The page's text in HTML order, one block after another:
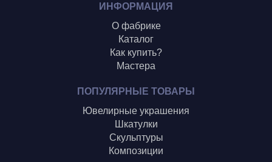
ИНФОРМАЦИЯ
О фабрике
Каталог
Как купить?
Мастера
ПОПУЛЯРНЫЕ ТОВАРЫ
Ювелирные украшения
Шкатулки
Скульптуры
Композиции